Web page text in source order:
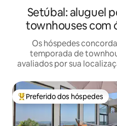
Setúbal: aluguel
townhouses com
Os hóspedes
temporada de
avaliados por sua
Entre os melhores preferidos
Preferido dos hóspedes